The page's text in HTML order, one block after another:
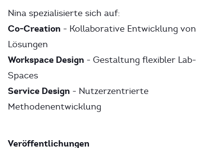
Nina spezialisierte sich auf:
Co-Creation - Kollaborative Entwicklung von
Lösungen
Workspace Design - Gestaltung flexibler Lab-
Spaces
Service Design - Nutzerzentrierte
Methodenentwicklung
Veröffentlichungen